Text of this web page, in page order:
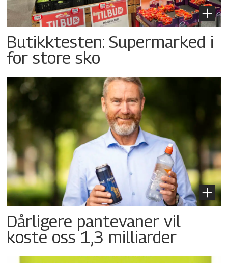
Butikktesten: Supermarked i
for store sko
Dårligere pantevaner vil
koste oss 1,3 milliarder